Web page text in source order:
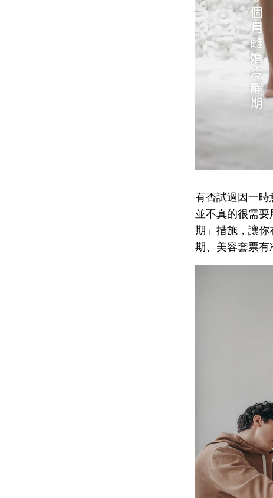
有否試過因一時
並不真的很需
期」措施，讓
期、美容套票有